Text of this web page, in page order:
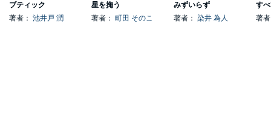
ブティック
著者： 池井戸 潤
星を掬う
著者： 町田 そのこ
みずいらず
著者： 染井 為人 著